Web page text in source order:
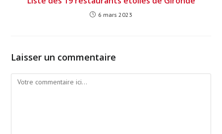
6 mars 2023
Laisser un commentaire
Comment